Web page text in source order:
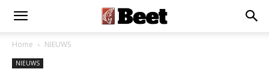
Home NIEUWS
NIEUWS
Installeren